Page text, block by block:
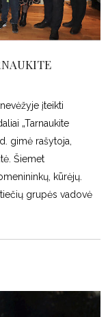
įteikti
„Tarnaukite
gimė rašytoja,
Šiemet
kūrėjų.
grupės vadovė